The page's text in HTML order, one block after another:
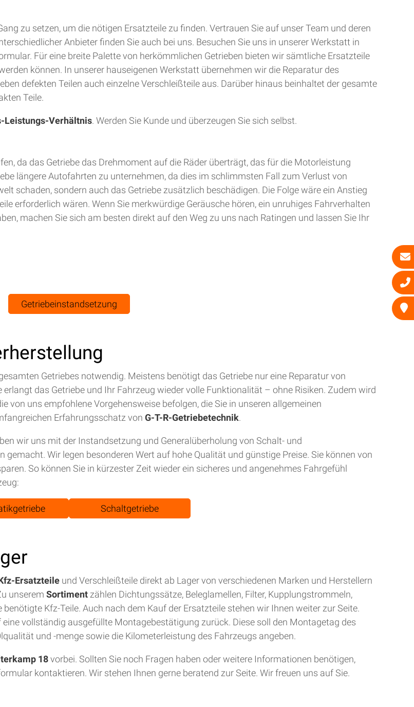
zu setzen, um die nötigen Ersatzteile zu finden. Vertrauen Sie auf unser Team und deren
Anbieter finden Sie auch bei uns. Besuchen Sie uns in unserer Werkstatt in
Für eine breite Palette von herkömmlichen Getrieben bieten wir sämtliche Ersatzteile
können. In unserer hauseigenen Werkstatt übernehmen wir die Reparatur des
defekten Teilen auch einzelne Verschleißteile aus. Darüber hinaus beinhaltet der gesamte
Teile.
Leistungs-Verhältnis. Werden Sie Kunde und überzeugen Sie sich selbst.
da das Getriebe das Drehmoment auf die Räder überträgt, das für die Motorleistung
längere Autofahrten zu unternehmen, da dies im schlimmsten Fall zum Verlust von
schaden, sondern auch das Getriebe zusätzlich beschädigen. Die Folge wäre ein Anstieg
erforderlich wären. Wenn Sie merkwürdige Geräusche hören, ein unruhiges Fahrverhalten
machen Sie sich am besten direkt auf den Weg zu uns nach Ratingen und lassen Sie Ihr
Getriebeinstandsetzung
Getriebes notwendig. Meistens benötigt das Getriebe nur eine Reparatur von
das Getriebe und Ihr Fahrzeug wieder volle Funktionalität – ohne Risiken. Zudem wird
von uns empfohlene Vorgehensweise befolgen, die Sie in unseren allgemeinen
Erfahrungsschatz von G-T-R-Getriebetechnik.
wir uns mit der Instandsetzung und Generalüberholung von Schalt- und
Wir legen besonderen Wert auf hohe Qualität und günstige Preise. Sie können von
So können Sie in kürzester Zeit wieder ein sicheres und angenehmes Fahrgefühl
Schaltgetriebe
Ersatzteile und Verschleißteile direkt ab Lager von verschiedenen Marken und Herstellern
unserem Sortiment zählen Dichtungssätze, Beleglamellen, Filter, Kupplungstrommeln,
Kfz-Teile. Auch nach dem Kauf der Ersatzteile stehen wir Ihnen weiter zur Seite.
vollständig ausgefüllte Montagebestätigung zurück. Diese soll den Montagetag des
und -menge sowie die Kilometerleistung des Fahrzeugs angeben.
18vorbei. Sollten Sie noch Fragen haben oder weitere Informationen benötigen,
kontaktieren. Wir stehen Ihnen gerne beratend zur Seite. Wir freuen uns auf Sie.